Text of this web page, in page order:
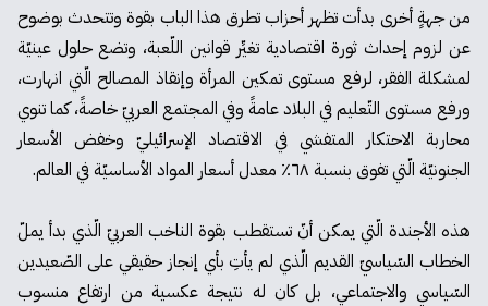
من جهةٍ أخرى بدأت تظهر أحزاب تطرق هذا الباب بقوة وتتحدث بوضوح
عن لزوم إحداث ثورة اقتصادية تغيِّر قوانين اللّعبة، وتضع حلول عينيّة
لمشكلة الفقر، لرفع مستوى تمكين المرأة وإنقاذ المصالح الّتي انهارت،
ورفع مستوى التّعليم في البلاد عامةً وفي المجتمع العربيّ خاصةً، كما تنوي
محاربة الاحتكار المتفشي في الاقتصاد الإسرائيليّ وخفض الأسعار
الجنونيّة الّتي تفوق بنسبة ٦٨٪؜ معدل أسعار المواد الأساسيّة في العالم.
هذه الأجندة الّتي يمكن أنّ تستقطب بقوة الناخب العربيّ الّذي بدأ يملّ
الخطاب السّياسيّ القديم الّذي لم يأتِ بأي إنجاز حقيقي على الصّعيدين
السّياسي والاجتماعي، بل كان له نتيجة عكسية من ارتفاع منسوب